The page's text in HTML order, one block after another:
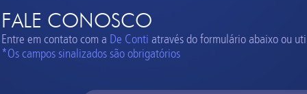
FALE CONOSCO
Entre em contato com a De Conti através do formulário abaixo ou
*Os campos sinalizados são obrigatórios